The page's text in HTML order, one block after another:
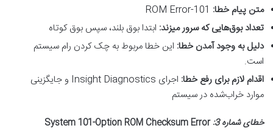
متن پیام خطا:
تعداد بوق‌هایی که سرور میزند: ابتدا بوق بلند، سپس بوق کوتاه
دلیل به وجود آمدن خطا: این خطا مربوط به چک کردن رام سیستم
است.
اقدام لازم برای رفع خطا:
اجرای Insight Diagnostics و جایگزینی
موارد خراب‌شده در سیستم
خطای شماره 3 :
System 101-Option ROM Checksum Error